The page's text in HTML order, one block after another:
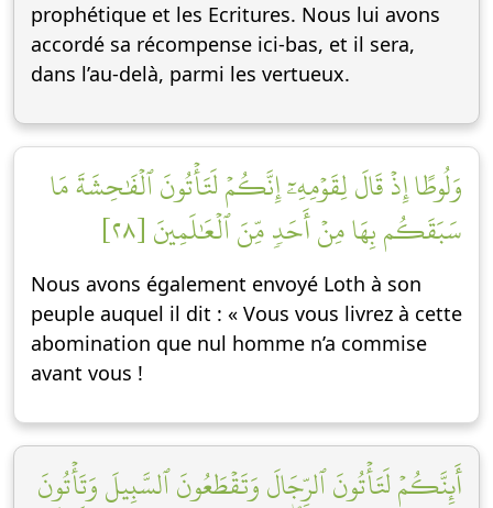
prophétique et les Ecritures. Nous lui avons
accordé sa récompense ici-bas, et il sera,
dans l’au-delà, parmi les vertueux.
وَلُوطًا إِذۡ قَالَ لِقَوۡمِهِۦٓ إِنَّكُمۡ لَتَأۡتُونَ ٱلۡفَٰحِشَةَ مَا
سَبَقَكُم بِهَا مِنۡ أَحَدٖ مِّنَ ٱلۡعَٰلَمِينَ [٢٨]
Nous avons également envoyé Loth à son
peuple auquel il dit : « Vous vous livrez à cette
abomination que nul homme n’a commise
avant vous !
أَئِنَّكُمۡ لَتَأۡتُونَ ٱلرِّجَالَ وَتَقۡطَعُونَ ٱلسَّبِيلَ وَتَأۡتُونَ